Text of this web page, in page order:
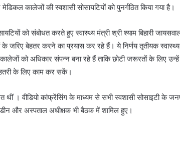
कालेजों की स्वशासी सोसायटियों को पुनर्गठित किया गया है।
को संबोधत करते हुए स्वास्थ्य मंत्री श्री श्याम बिहारी
जरिए बेहतर करने का प्रयास कर रहे हैं। ये निर्णय तृतीयक
को अधिकार संपन्न बना रहे हैं ताकि छोटी जरूरतों के लिए उन्हें
के लिए काम कर सकें।
। वीडियो कांफ्रेंसिंग के माध्यम से सभी स्वशासी सोसाइटी के
और अस्पताल अधीक्षक भी बैठक में शामिल हुए।